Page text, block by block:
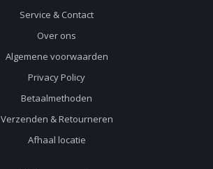
Service & Contact
Over ons
Algemene voorwaarden
Privacy Policy
Betaalmethoden
Verzenden & Retourneren
Afhaal locatie